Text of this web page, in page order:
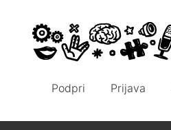
Podpri Prijava